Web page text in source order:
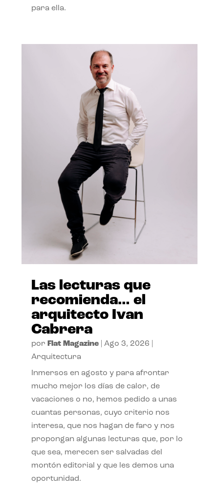
para ella.
Las lecturas que
recomienda… el
arquitecto Ivan
Cabrera
por Flat Magazine| Ago 3, 2026
Arquitectura
Inmersos en agosto y para afrontar
mucho mejor los días de calor, de
vacaciones o no, hemos pedido a unas
cuantas personas, cuyo criterio nos
interesa, que nos hagan de faro y nos
propongan algunas lecturas que, por lo
que sea, merecen ser salvadas del
montón editorial y que les demos una
oportunidad.